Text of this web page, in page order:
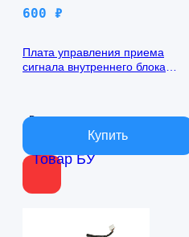
Товар БУ
600 ₽
Плата управления приема
сигнала внутреннего блока
В наличии